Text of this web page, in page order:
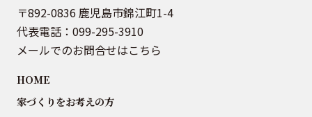
〒892-0836 鹿児島市錦江町1-4
代表電話： 099-295-3910
メールでのお問合せはこちら
HOME
家づくりをお考えの方